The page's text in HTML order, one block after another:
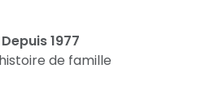
Depuis 1977
de famille